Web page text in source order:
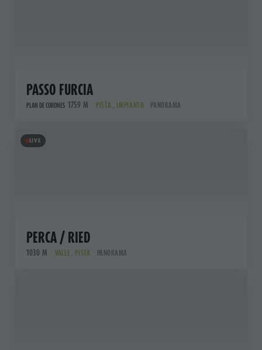
PASSO FURCIA
PLAN DE CORONES 1759 M PISTA , IMPIANTO PANORAMA
LIVE
PERCA / RIED
1030 M VALLE , PISTA PANORAMA